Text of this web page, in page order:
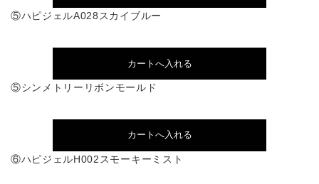
⑤ハピジェルA028スカイブルー
⑤シンメトリーリボンモールド
⑥ハピジェルH002スモーキーミスト